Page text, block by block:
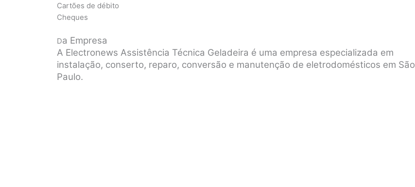
Cartões de débito
Cheques
Da Empresa
A Electronews Assistência Técnica Geladeira é uma empresa especializada em
instalação, conserto, reparo, conversão e manutenção de eletrodomésticos em São
Paulo.